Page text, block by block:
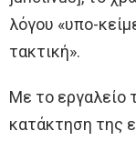
λόγου «υπο-
τακτική».
Με το εργαλείο
κατάκτηση της